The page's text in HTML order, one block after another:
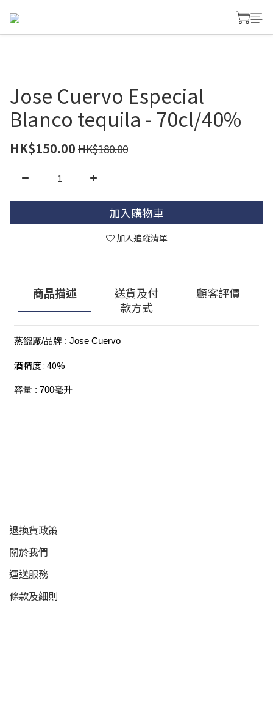
Jose Cuervo Especial
Blanco tequila - 70cl/40%
HK$150.00 HK$180.00
加入購物車
加入追蹤清單
商品描述
送貨及付
款方式
顧客評價
蒸餾廠/品牌 : Jose Cuervo
酒精度 : 40%
容量 : 700毫升
退換貨政策
關於我們
運送服務
條款及細則